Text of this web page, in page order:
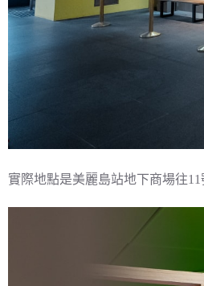
實際地點是美麗島站地下商場往